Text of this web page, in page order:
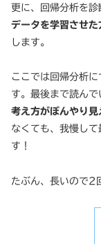
更に、回帰分析を診
データを学習させた
します。
ここでは回帰分析
す。最後まで読んで
考え方がぼんやり見
なくても、我慢し
す！
たぶん、長いので2